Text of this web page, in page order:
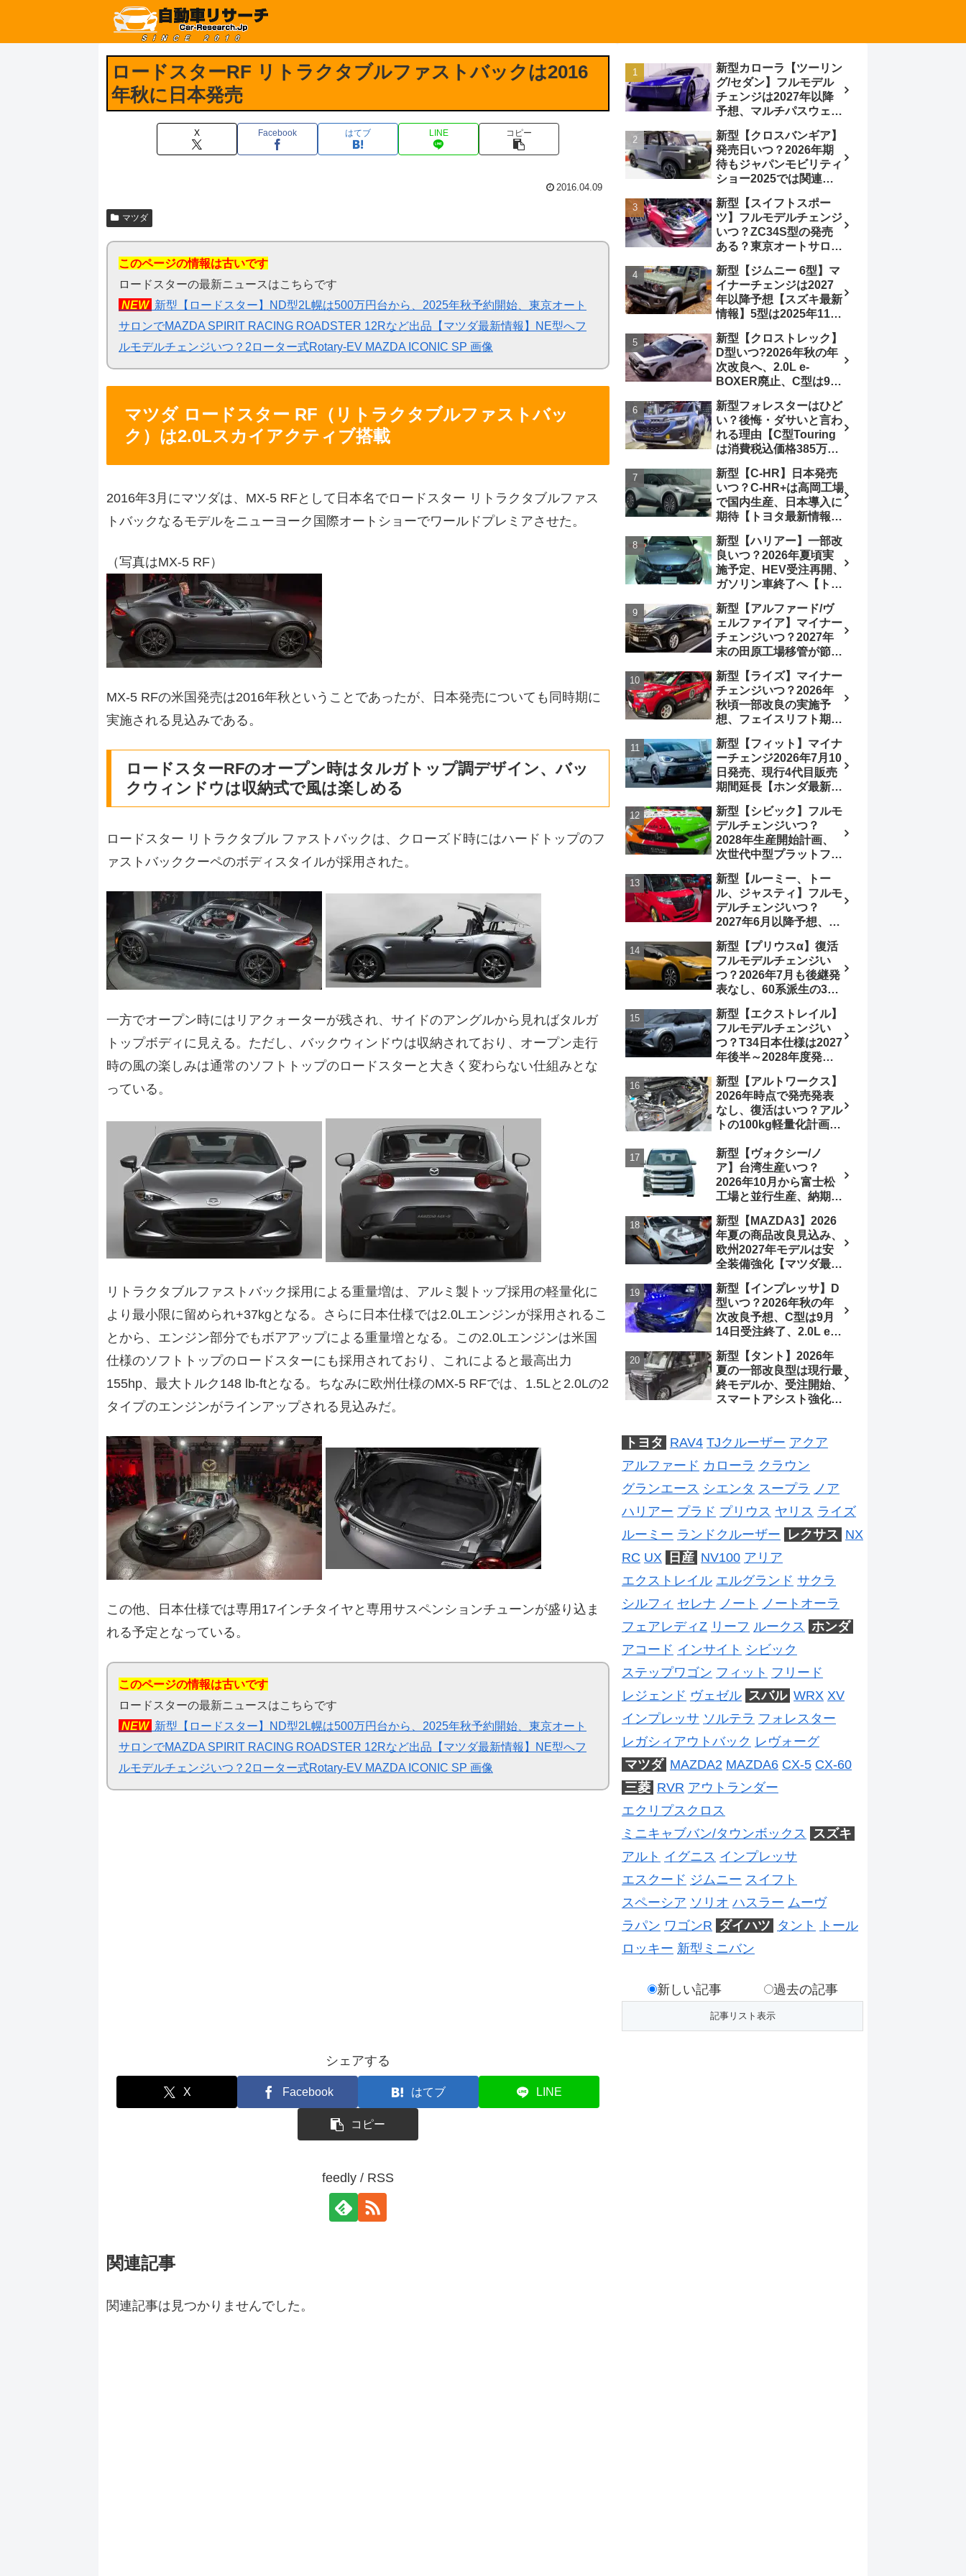
ロードスターRF リトラクタブルファストバックは2016
年秋に日本発売
X Facebook はてブ LINE コピー
2016.04.09
マツダ
このページの情報は古いです
ロードスターの最新ニュースはこちらです
NEW 新型【ロードスター】ND型2L幌は500万円台から、2025年秋予約開始、東京オート
サロンでMAZDA SPIRIT RACING ROADSTER 12Rなど出品【マツダ最新情報】NE型へフ
ルモデルチェンジいつ？2ローター式Rotary-EV MAZDA ICONIC SP 画像
マツダ ロードスター RF（リトラクタブルファストバッ
ク）は2.0Lスカイアクティブ搭載
2016年3月にマツダは、MX-5 RFとして日本名でロードスター リトラクタブルファス
トバックなるモデルをニューヨーク国際オートショーでワールドプレミアさせた。
（写真はMX-5 RF）
MX-5 RFの米国発売は2016年秋ということであったが、日本発売についても同時期に
実施される見込みである。
ロードスターRFのオープン時はタルガトップ調デザイン、バッ
クウィンドウは収納式で風は楽しめる
ロードスター リトラクタブル ファストバックは、クローズド時にはハードトップのフ
ァストバッククーペのボディスタイルが採用された。
一方でオープン時にはリアクォーターが残され、サイドのアングルから見ればタルガ
トップボディに見える。ただし、バックウィンドウは収納されており、オープン走行
時の風の楽しみは通常のソフトトップのロードスターと大きく変わらない仕組みとな
っている。
リトラクタブルファストバック採用による重量増は、アルミ製トップ採用の軽量化に
より最小限に留められ+37kgとなる。さらに日本仕様では2.0Lエンジンが採用されるこ
とから、エンジン部分でもボアアップによる重量増となる。この2.0Lエンジンは米国
仕様のソフトトップのロードスターにも採用されており、これによると最高出力
155hp、最大トルク148 lb-ftとなる。ちなみに欧州仕様のMX-5 RFでは、1.5Lと2.0Lの2
タイプのエンジンがラインアップされる見込みだ。
この他、日本仕様では専用17インチタイヤと専用サスペンションチューンが盛り込ま
れる予定となっている。
このページの情報は古いです
ロードスターの最新ニュースはこちらです
NEW 新型【ロードスター】ND型2L幌は500万円台から、2025年秋予約開始、東京オート
サロンでMAZDA SPIRIT RACING ROADSTER 12Rなど出品【マツダ最新情報】NE型へフ
ルモデルチェンジいつ？2ローター式Rotary-EV MAZDA ICONIC SP 画像
シェアする
X Facebook はてブ LINE
コピー
feedly / RSS
関連記事
関連記事は見つかりませんでした。
新型カローラ【ツーリン
グ/セダン】フルモデル
チェンジは2027年以降
予想、マルチパスウェイ
BEVからの派生で新開発
小型エンジン搭載の
HEV/PHEV、ギガキャ
ストの採用は無しか【ト
ヨタ最新情報】60周年記
念車発売
新型【クロスバンギア】
発売日いつ？2026年期
待もジャパンモビリティ
ショー2025では関連モ
最新情報】ベース車ノ
ア/ヴォクシーの台湾生
産開始に注目、「ギア」
のほか「コア」と「ツー
ル」、デリカD:5対抗の
クロスオーバーSUVミニ
バン
新型【スイフトスポー
ツ】フルモデルチェンジ
いつ？ZC34S型の発売
ある？東京オートサロン
エロー レヴはスイスポ
コンセプトか？ハイブリ
ッド化/重量増/価格アッ
プが争点【スズキ最新情
報】特別仕様車
「ZC33S Final
Edition」終了
新型【ジムニー 6型】マ
イナーチェンジは2027
年以降予想【スズキ最新
情報】5型は2025年11月
ACC・スズキコネクト
採用
新型【クロストレック】
D型いつ?2026年秋の年
次改良へ、2.0L e-
BOXER廃止、C型は9月
ーボ採用予想【スバル最
新情報】
新型フォレスターはひど
い？後悔・ダサいと言わ
れる理由【C型Touring
は消費税込価格385万円
19.1km/L、納期4～5か
月】ナビUI・冬用タイ
ヤ・ウィルダネス日本発
売は？カーオブザイヤー
とJNCAP大賞受賞後も
残る注意点
新型【C-HR】日本発売
いつ？C-HR+は高岡工場
で国内生産、日本導入に
期待【トヨタ最新情報】
売、2代目HEV・PHEV
は日本未導入
新型【ハリアー】一部改
良いつ？2026年夏頃実
施予定、HEV受注再開、
ガソリン車終了へ【トヨ
チェンジ2027年以降予
想
新型【アルファード/ヴ
ェルファイア】マイナー
チェンジいつ？2027年
末の田原工場移管が節目
のフェイスリフト予想
【トヨタ最新情報】
2026年6月一部改良済
み、消費税込価格559万
9000円から
新型【ライズ】マイナー
チェンジいつ？2026年
秋頃一部改良の実施予
想、フェイスリフト期
2～3ヵ月に短縮【ダイハ
ツ最新情報】前回改良は
2024年11月5日、価格
180.07～244.2万円、値
上げ約8～10万円、法規
対応、ハイブリッド
4WD追加まだ、フルモ
デルチェンジはトヨタが
介入か
新型【フィット】マイナ
ーチェンジ2026年7月10
日発売、現行4代目販売
期間延長【ホンダ最新情
いつ？フルモデルチェン
ジは2029年頃まで遅れ
る予想
新型【シビック】フルモ
デルチェンジいつ？
2028年生産開始計画、
次世代中型プラットフォ
搭載予想【ホンダ最新情
報】Honda S+ Shiftは現
行e:HEV RS 消費税込
4,659,600円で先行導入
新型【ルーミー、トー
ル、ジャスティ】フルモ
デルチェンジいつ？
2027年6月以降予想、ビ
う無い？【トヨタ最新情
報】1.2Lハイブリッド追
加は次期型に期待
新型【プリウスα】復活
フルモデルチェンジい
つ？2026年7月も後継発
表なし、60系派生の3列
発売される可能性は【ト
ヨタ最新情報デザイン予
想画像】スライドドア装
備の要望も
新型【エクストレイル】
フルモデルチェンジい
つ？T34日本仕様は2027
年後半～2028年度発売
米ローグe-POWERは
2026年後半投入へ
新型【アルトワークス】
2026年時点で発売発表
なし、復活はいつ？アル
トの100kg軽量化計画は
処、5MTターボとアルト
スピリットに期待【スズ
キ最新情報】
新型【ヴォクシー/ノ
ア】台湾生産いつ？
2026年10月から富士松
工場と並行生産、納期短
2026年5月6日マイナー
チェンジ、価格 NOAH
326万1500円、VOXY
375万1000円、特別仕様
車 WxBと煌の追加に期
待、S-Zに12.3インチメ
ーター
新型【MAZDA3】2026
年夏の商品改良見込み、
欧州2027年モデルは安
全装備強化【マツダ最新
ジは2028年以降予想
新型【インプレッサ】D
型いつ？2026年秋の年
次改良予想、C型は9月
14日受注終了、2.0L e-
グハイブリッド設定無し
予想【スバル最新情報】
新型【タント】2026年
夏の一部改良型は現行最
終モデルか、受注開始、
スマートアシスト強化と
【ダイハツ最新情報】
トヨタ RAV4 TJクルーザー アクア
アルファード カローラ クラウン
グランエース シエンタ スープラ
ノア
ハリアー プラド プリウス ヤリス ライズ
ルーミー ランドクルーザー レクサス NX
RC UX 日産 NV100 アリア
エクストレイル エルグランド サクラ
シルフィ セレナ ノート
ノートオーラ
フェアレディZ リーフ ルークス ホンダ
アコード インサイト シビック
ステップワゴン フィット フリード
レジェンド ヴェゼル スバル WRX XV
インプレッサ ソルテラ フォレスター
レガシィアウトバック レヴォーグ
マツダ MAZDA2 MAZDA6 CX-5 CX-60
三菱 RVR アウトランダー
エクリプスクロス
ミニキャブバン/タウンボックス
スズキ
アルト イグニス インプレッサ
エスクード ジムニー スイフト
スペーシア ソリオ ハスラー ムーヴ
ラパン ワゴンR ダイハツ タント
トール
ロッキー 新型ミニバン
新しい記事 過去の記事